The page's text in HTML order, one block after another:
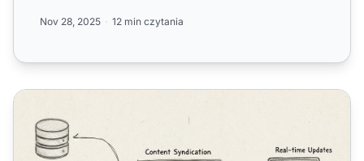
Nov 28, 2025 12 min czytania
Jakie są funkcje Rich Site Summary (RSS)?